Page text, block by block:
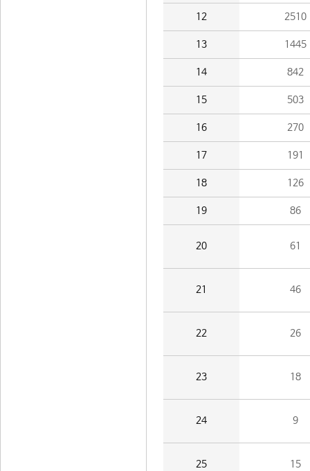
12 2510
13 1445
14 842
15 503
16 270
17 191
18 126
19 86
20 61
21 46
22 26
23 18
24 9
25 15